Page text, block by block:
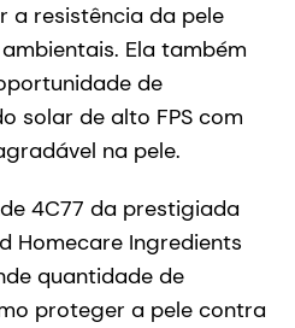
a resistência da pele
Ela também
de
solar de alto FPS com
na pele.
4C77 da prestigiada
Homecare Ingredients
quantidade de
proteger a pele contra